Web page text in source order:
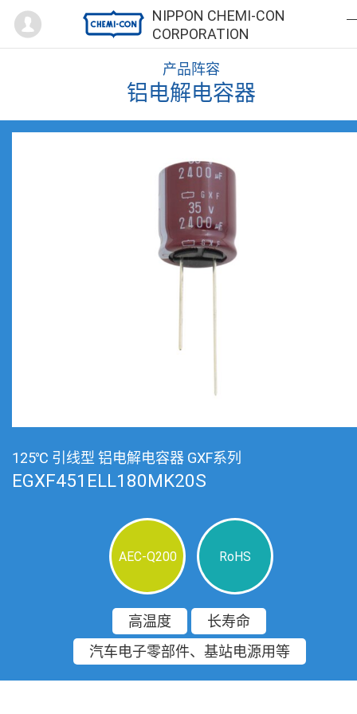
NIPPON CHEMI-CON
CORPORATION
Mypage
产品阵容
铝电解电容器
125℃ 引线型 铝电解电容器 GXF系列
EGXF451ELL180MK20S
AEC-Q200 RoHS
高温度
长寿命
汽车电子零部件、基站电源用等